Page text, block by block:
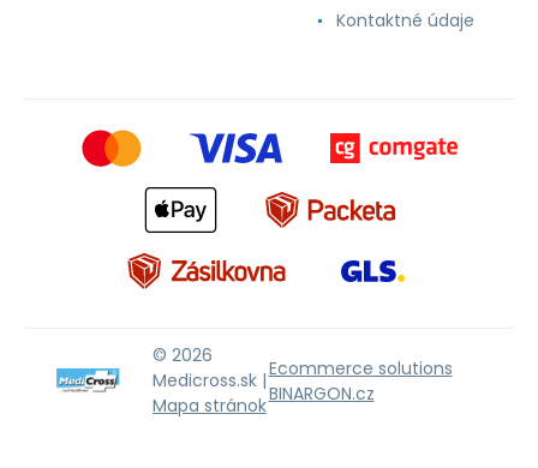
Kontaktné údaje
© 2026
Medicross.sk |
Mapa stránok
Ecommerce solutions
BINARGON.cz